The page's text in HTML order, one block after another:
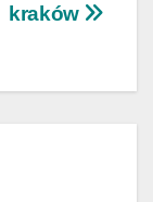
kraków